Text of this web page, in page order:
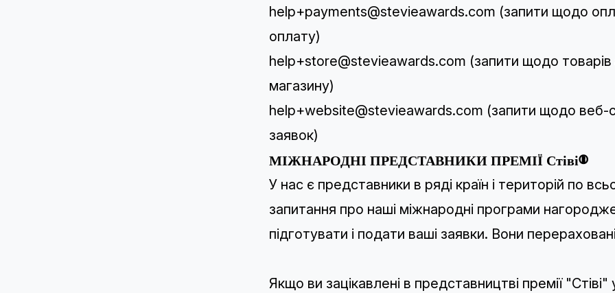
help+payments@stevieawards.com (запити щодо
оплату)
help+store@stevieawards.com (запити щодо
магазину)
help+website@stevieawards.com (запити щодо веб-
заявок)
МІЖНАРОДНІ ПРЕДСТАВНИКИ ПРЕМІЇ Стіві®
У нас є представники в ряді країн і територій по
запитання про наші міжнародні програми
підготувати і подати ваші заявки. Вони
Якщо ви зацікавлені в представництві премії "Стіві"